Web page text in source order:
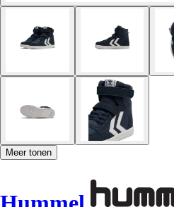
Meer tonen